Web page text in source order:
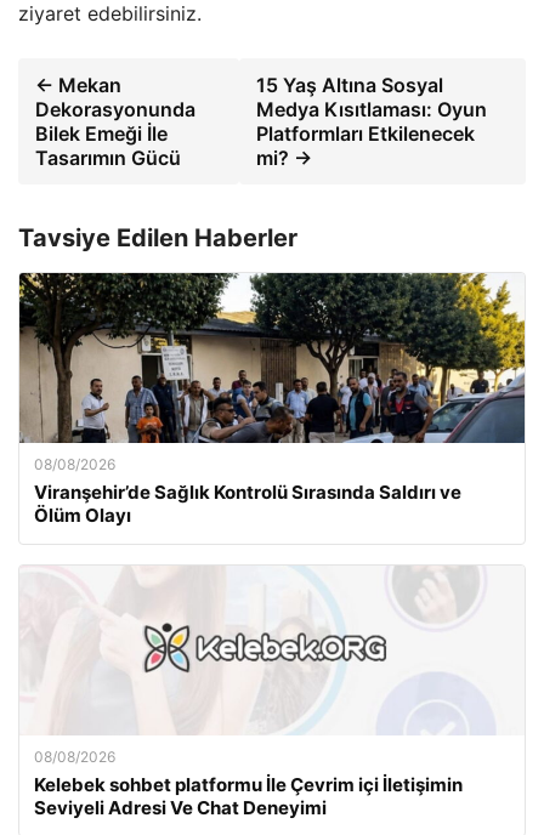
ziyaret edebilirsiniz.
← Mekan
Dekorasyonunda
Bilek Emeği İle
Tasarımın Gücü
15 Yaş Altına Sosyal
Medya Kısıtlaması: Oyun
Platformları Etkilenecek
mi? →
Tavsiye Edilen Haberler
08/08/2026
Viranşehir’de Sağlık Kontrolü Sırasında Saldırı ve
Ölüm Olayı
08/08/2026
Kelebek sohbet platformu İle Çevrim içi İletişimin
Seviyeli Adresi Ve Chat Deneyimi